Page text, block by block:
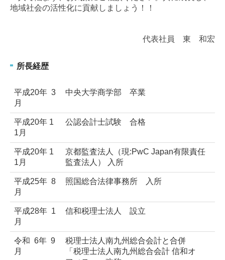
地域社会の活性化に貢献しましょう！！
代表社員 東 和宏
所長経歴
平成20年 3
月
中央大学商学部 卒業
平成20年 1
1月
公認会計士試験 合格
平成20年 1
1月
京都監査法人（現:PwC Japan有限責任
監査法人） 入所
平成25年 8
月
照国総合法律事務所 入所
平成28年 1
月
信和税理士法人 設立
令和 6年 9
月
税理士法人南九州総合会計と合併
「税理士法人南九州総合会計 信和オ